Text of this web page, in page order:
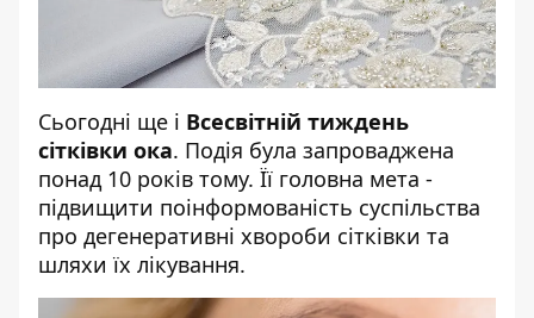
Сьогодні ще і Всесвітній тиждень
сітківки ока. Подія була запроваджена
понад 10 років тому. Її головна мета -
підвищити поінформованість суспільства
про дегенеративні хвороби сітківки та
шляхи їх лікування.